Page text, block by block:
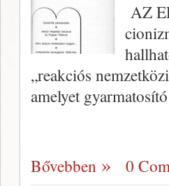
AZ
„reakciós
amelyet
Bővebben 0